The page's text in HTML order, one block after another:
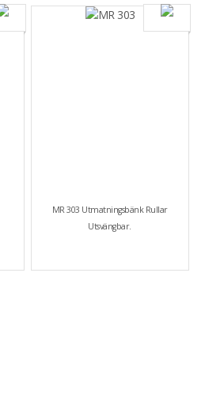
MR 303 Utmatningsbänk Rullar
Utsvängbar.